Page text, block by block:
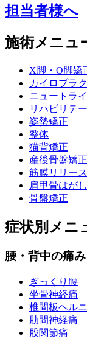
担当者様へ
施術メニュ
X脚・O脚矯
カイロプラ
ニュートラ
リハビリテ
姿勢矯正
整体
猫背矯正
産後骨盤矯正
筋膜リリース
肩甲骨はがし
骨盤矯正
症状別メニ
腰・背中の痛み
ぎっくり腰
坐骨神経痛
椎間板ヘル
肋間神経痛
股関節痛